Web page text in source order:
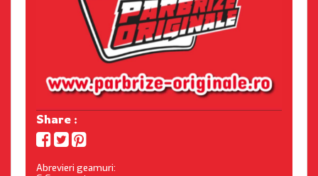
Share :
Abrevieri geamuri: